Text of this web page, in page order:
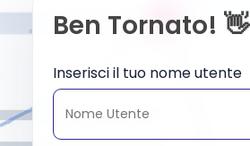
Ben Tornato! 👋
Inserisci il tuo nome utente